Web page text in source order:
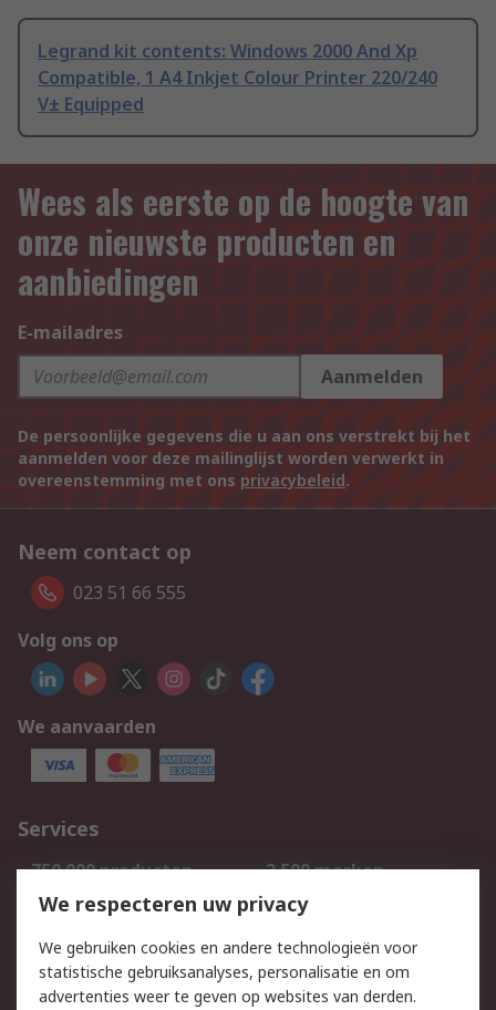
Legrand kit contents: Windows 2000 And Xp
Compatible, 1 A4 Inkjet Colour Printer 220/240
V± Equipped
Wees als eerste op de hoogte van
onze nieuwste producten en
aanbiedingen
E-mailadres
Aanmelden
De persoonlijke gegevens die u aan ons verstrekt bij het
aanmelden voor deze mailinglijst worden verwerkt in
overeenstemming met ons privacybeleid.
Neem contact op
023 51 66 555
Volg ons op
We aanvaarden
Services
750.000 producten
2.500 merken
Bestellen
Inkoopoplossingen
Track & Trace
We respecteren uw privacy
We gebruiken cookies en andere technologieën voor
statistische gebruiksanalyses, personalisatie en om
advertenties weer te geven op websites van derden.